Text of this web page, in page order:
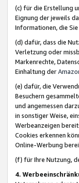
(c) für die Erstellung
Eignung der jeweils
Informationen, die
(d) dafür, dass die
Verletzung oder
Markenrechte,
Einhaltung der
(e) dafür, die
Besuchern
und angemessen
in sonstiger Weise,
Werbeanzeigen
Cookies erkennen
Online-Werbung
(f) für Ihre Nutzung,
4.